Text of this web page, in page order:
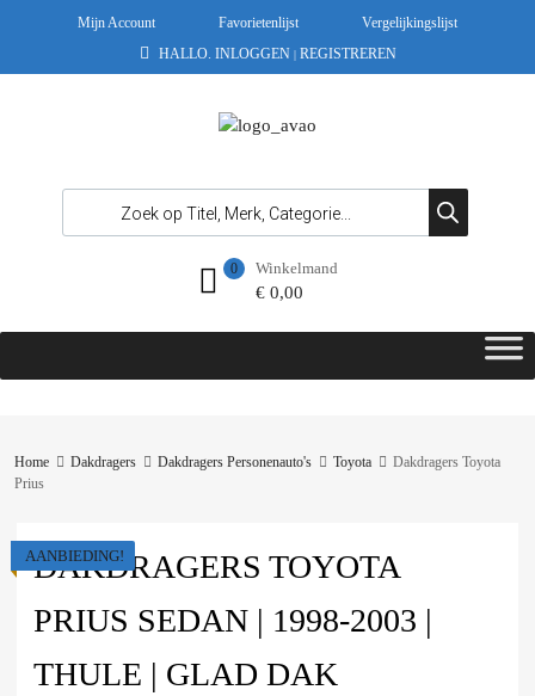
Mijn Account Favorietenlijst
Vergelijkingslijst
HALLO. INLOGGEN | REGISTREREN
Winkelmand
€0,00
0
Home Dakdragers Dakdragers Personenauto's Toyota
Dakdragers Toyota
Prius
DAKDRAGERS TOYOTA
PRIUS SEDAN | 1998-2003 |
THULE | GLAD DAK
AANBIEDING!